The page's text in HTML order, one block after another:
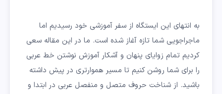
به انتهای این ایستگاه از سفر آموزشی خود رسیدیم اما
ماجراجویی شما تازه آغاز شده است. ما در این مقاله سعی
کردیم تمام زوایای پنهان و آشکار آموزش نوشتن خط عربی
را برای شما روشن کنیم تا مسیر هموارتری در پیش داشته
باشید. از شناخت حروف متصل و منفصل عربی در ابتدا و